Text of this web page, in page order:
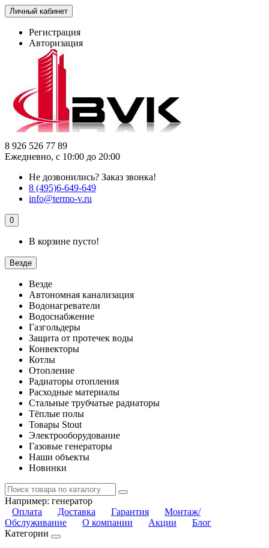
Личный кабинет
Регистрация
Авторизация
8 926 526 77 89
Ежедневно, с 10:00 до 20:00
Не дозвонились? Заказ звонка!
8 (495)6-649-649
info@termo-v.ru
0
В корзине пусто!
Везде
Везде
Автономная канализация
Водонагреватели
Водоснабжение
Газгольдеры
Защита от протечек воды
Конвекторы
Котлы
Отопление
Радиаторы отопления
Расходные материалы
Стальные трубчатые радиаторы
Тёплые полы
Товары Stout
Электрооборудование
Газовые генераторы
Наши объекты
Новинки
Например: генератор
Оплата
Доставка Гарантия
Монтаж/
Обслуживание
О компании Акции
Блог
Категории